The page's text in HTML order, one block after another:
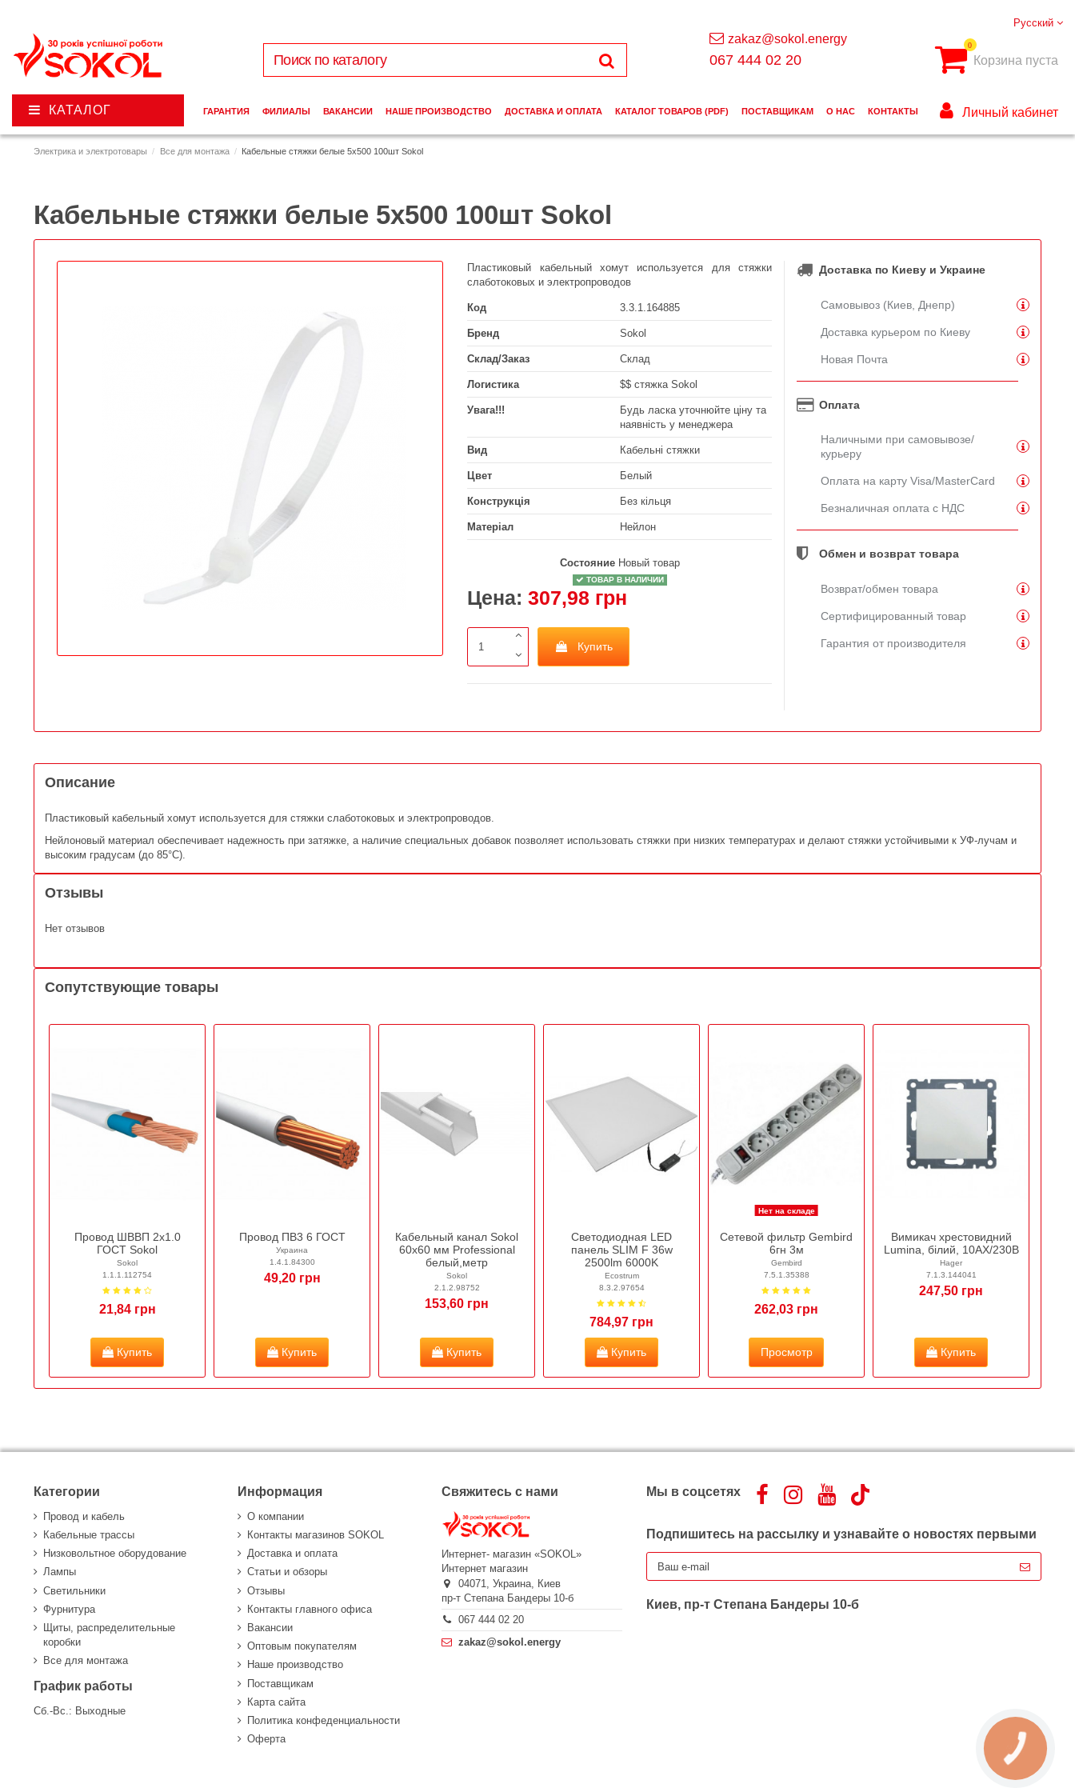
Электрика и электротовары Все для монтажа Кабельные стяжки белые 5х500 100шт Sokol
Кабельные стяжки белые 5х500 100шт Sokol
Пластиковый кабельный хомут используется для стяжки
слаботоковых и электропроводов
Код 3.3.1.164885
Бренд Sokol
Склад/Заказ Склад
Логистика $$ стяжка Sokol
Увага!!!
Будь ласка уточнюйте ціну та
наявність у менеджера
Вид Кабельні стяжки
Цвет Белый
Конструкція Без кільця
Матеріал Нейлон
Состояние Новый товар
ТОВАР В НАЛИЧИИ
Цена: 307,98 грн
Купить
Доставка по Киеву и Украине
Самовывоз (Киев, Днепр)
Доставка курьером по Киеву
Новая Почта
Оплата
Наличными при самовывозе/
курьеру
Оплата на карту Visa/MasterCard
Безналичная оплата с НДС
Обмен и возврат товара
Возврат/обмен товара
Сертифицированный товар
Гарантия от производителя
Описание
Пластиковый кабельный хомут используется для стяжки слаботоковых и электропроводов.
Нейлоновый материал обеспечивает надежность при затяжке, а наличие специальных добавок позволяет использовать стяжки при низких температурах и делают стяжки устойчивыми к УФ-лучам и
высоким градусам (до 85°C).
Отзывы
Нет отзывов
Сопутствующие товары
Провод ШВВП 2х1.0
ГОСТ Sokol
Sokol
1.1.1.112754
21,84 грн
Купить
Провод ПВ3 6 ГОСТ
Украина
1.4.1.84300
49,20 грн
Купить
Кабельный канал Sokol
60х60 мм Professional
белый,метр
Sokol
2.1.2.98752
153,60 грн
Купить
Светодиодная LED
панель SLIM F 36w
2500lm 6000K
Ecostrum
8.3.2.97654
784,97 грн
Купить
Нет на складе
Сетевой фильтр Gembird
6гн 3м
Gembird
7.5.1.35388
262,03 грн
Просмотр
Вимикач хрестовидний
Lumina, білий, 10АХ/230В
Hager
7.1.3.144041
247,50 грн
Купить
Русский
zakaz@sokol.energy
067 444 02 20
0
Корзина пуста
КАТАЛОГ ГАРАНТИЯ ФИЛИАЛЫ ВАКАНСИИ НАШЕ ПРОИЗВОДСТВО ДОСТАВКА И ОПЛАТА КАТАЛОГ ТОВАРОВ (PDF) ПОСТАВЩИКАМ О НАС КОНТАКТЫ Личный кабинет
Категории
Провод и кабель
Кабельные трассы
Низковольтное оборудование
Лампы
Светильники
Фурнитура
Щиты, распределительные
коробки
Все для монтажа
График работы
Сб.-Вс.: Выходные
Информация
О компании
Контакты магазинов SOKOL
Доставка и оплата
Статьи и обзоры
Отзывы
Контакты главного офиса
Вакансии
Оптовым покупателям
Наше производство
Поставщикам
Карта сайта
Политика конфеденциальности
Оферта
Свяжитесь с нами
Интернет- магазин «SOKOL»
Интернет магазин
04071,Украина, Киев
пр-т Степана Бандеры 10-б
067 444 02 20
zakaz@sokol.energy
Мы в соцсетях
Подпишитесь на рассылку и узнавайте о новостях первыми
Киев, пр-т Степана Бандеры 10-б